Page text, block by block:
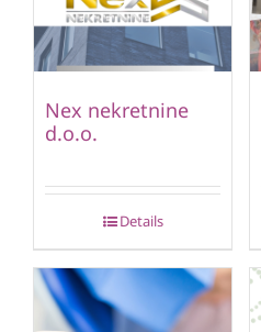
Nex nekretnine
d.o.o.
Details